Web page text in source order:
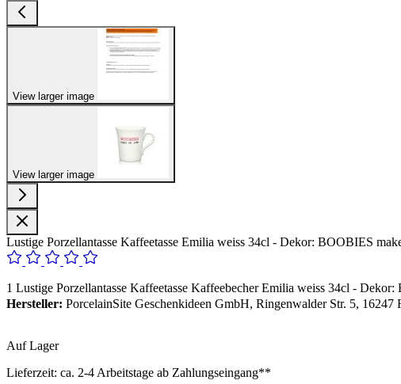
View larger image
View larger image
Lustige Porzellantasse Kaffeetasse Emilia weiss 34cl - Dekor: BOOBIES
1 Lustige Porzellantasse Kaffeetasse Kaffeebecher Emilia weiss 34cl -
Hersteller: PorcelainSite Geschenkideen GmbH, Ringenwalder Str. 5,
Auf Lager
Lieferzeit: ca. 2-4 Arbeitstage ab Zahlungseingang**